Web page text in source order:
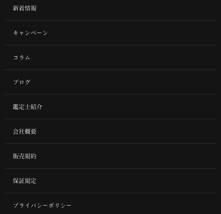
新着情報
キャンペーン
コラム
ブログ
鑑定士紹介
会社概要
販売規約
保証規定
プライバシーポリシー